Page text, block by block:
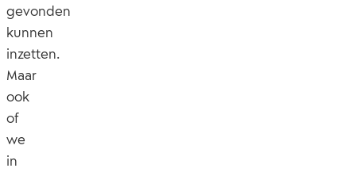
gevonden
kunnen
inzetten.
Maar
ook
of
we
in